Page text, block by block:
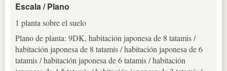
Escala / Plano
1 planta sobre el suelo
Plano de planta: 9DK, habitación japonesa de 8 tatamis /
habitación japonesa de 8 tatamis / habitación japonesa de 6
tatamis / habitación japonesa de 6 tatamis / habitación